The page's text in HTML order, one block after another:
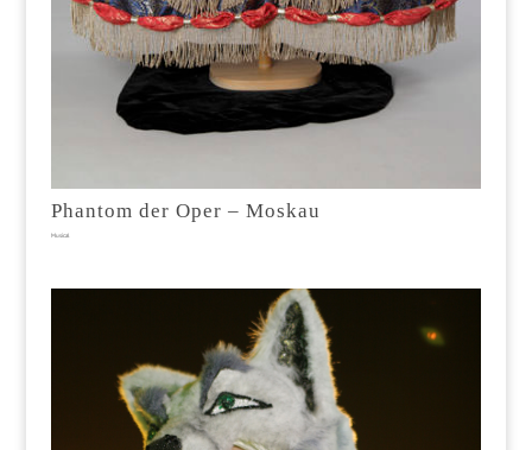
Phantom der Oper – Moskau
Musical